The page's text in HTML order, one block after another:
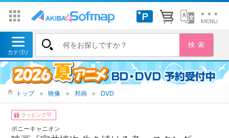
トップ ＞ 映像 ＞ 邦画 ＞ DVD
ラッピング可
ポニーキャニオン